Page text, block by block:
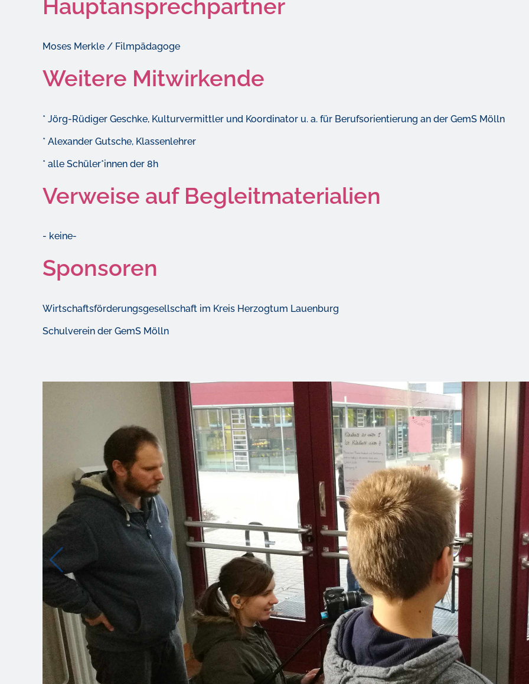
Hauptansprechpartner
Moses Merkle / Filmpädagoge
Weitere Mitwirkende
* Jörg-Rüdiger Geschke, Kulturvermittler und Koordinator u. a. für Berufsorientierung an der GemS Mölln
* Alexander Gutsche, Klassenlehrer
* alle Schüler*innen der 8h
Verweise auf Begleitmaterialien
- keine-
Sponsoren
Wirtschaftsförderungsgesellschaft im Kreis Herzogtum Lauenburg
Schulverein der GemS Mölln